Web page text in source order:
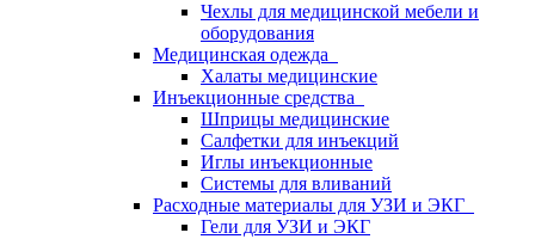
Чехлы для медицинской мебели и
оборудования
Медицинская одежда
Халаты медицинские
Инъекционные средства
Шприцы медицинские
Салфетки для инъекций
Иглы инъекционные
Системы для вливаний
Расходные материалы для УЗИ и ЭКГ
Гели для УЗИ и ЭКГ